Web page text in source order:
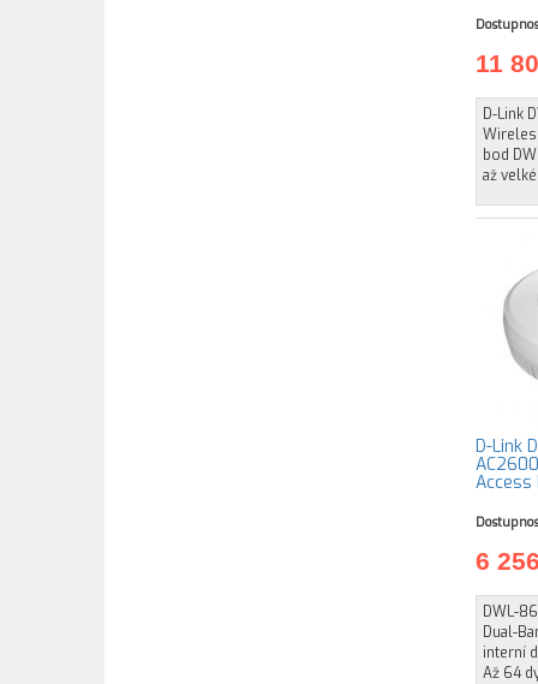
11
D-Link
bod
až
D-Link
Access
6
DWL-
Dual-
interní
Až 64